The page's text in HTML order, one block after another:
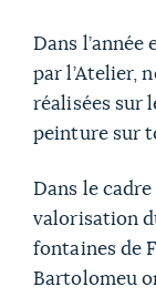
Dans
par l’Atelier,
réalisées sur
peinture sur
Dans le
valorisation
fontaines de
Bartolomeu